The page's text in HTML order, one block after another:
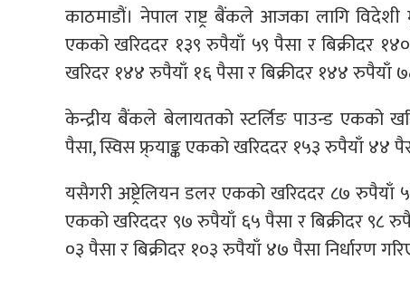
काठमाडौं। नेपाल राष्ट्र बैंकले आजका लागि
एकको खरिददर १३९ रुपैयाँ ५९ पैसा र बिक्रीदर
खरिदर १४४ रुपैयाँ १६ पैसा र बिक्रीदर १४४ रुपैयाँ
केन्द्रीय बैंकले बेलायतको स्टर्लिङ पाउन्ड एकको
पैसा, स्विस फ्र्याङ्क एकको खरिददर १५३ रुपैयाँ ४४
यसैगरी अष्ट्रेलियन डलर एकको खरिददर ८७ रुपैयाँ
एकको खरिददर ९७ रुपैयाँ ६५ पैसा र बिक्रीदर ९८
०३ पैसा र बिक्रीदर १०३ रुपैयाँ ४७ पैसा निर्धारण